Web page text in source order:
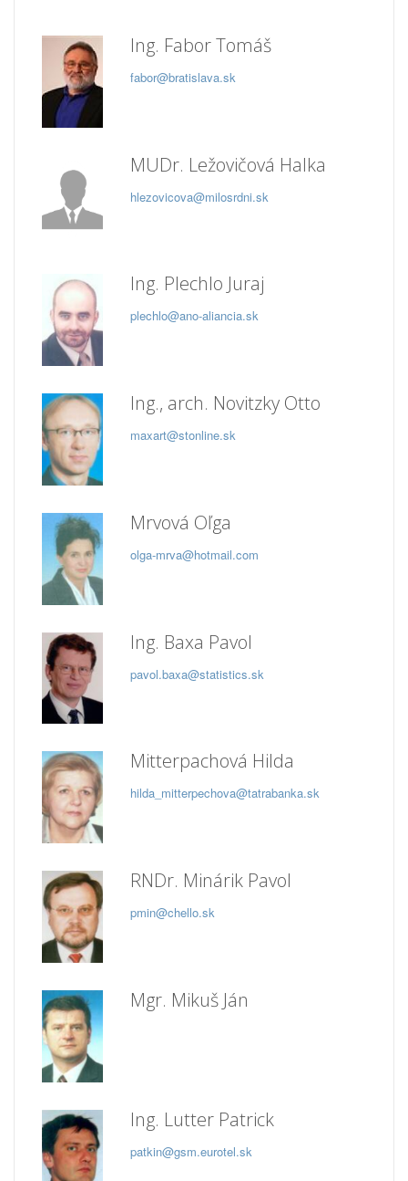
Ing. Fabor Tomáš
fabor@bratislava.sk
MUDr. Ležovičová Halka
hlezovicova@milosrdni.sk
Ing. Plechlo Juraj
plechlo@ano-aliancia.sk
Ing., arch. Novitzky Otto
maxart@stonline.sk
Mrvová Oľga
olga-mrva@hotmail.com
Ing. Baxa Pavol
pavol.baxa@statistics.sk
Mitterpachová Hilda
hilda_mitterpechova@tatrabanka.sk
RNDr. Minárik Pavol
pmin@chello.sk
Mgr. Mikuš Ján
Ing. Lutter Patrick
patkin@gsm.eurotel.sk